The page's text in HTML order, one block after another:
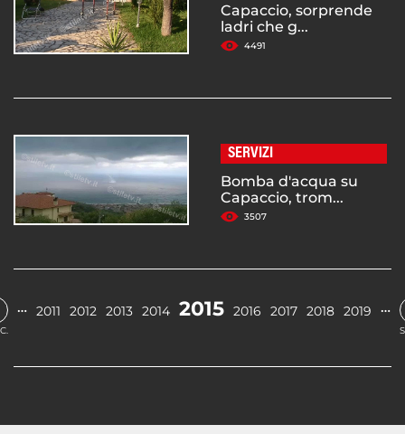
Capaccio, sorprende
ladri che g...
4491
SERVIZI
Bomba d'acqua su
Capaccio, trom...
3507
… 2011 2012 2013 2014 2015 2016 2017 2018 2019 …